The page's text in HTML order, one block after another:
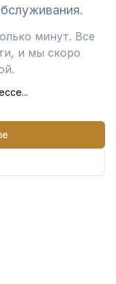
минут. Все
и мы скоро